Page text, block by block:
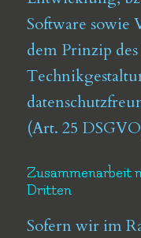
Software sowie
dem Prinzip
(Art. 25
Zusammenarbeit
Dritten
Sofern wir im